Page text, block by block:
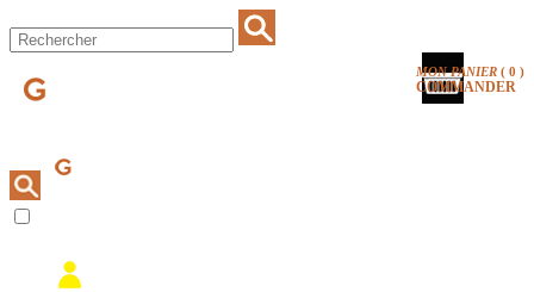
MON PANIER ( 0 )
COMMANDER